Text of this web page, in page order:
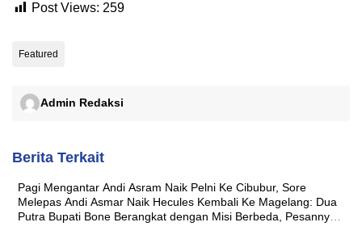
Post Views: 259
Featured
Admin Redaksi
Berita Terkait
Pagi Mengantar Andi Asram Naik Pelni Ke Cibubur, Sore
Melepas Andi Asmar Naik Hecules Kembali Ke Magelang: Dua
Putra Bupati Bone Berangkat dengan Misi Berbeda, Pesannya